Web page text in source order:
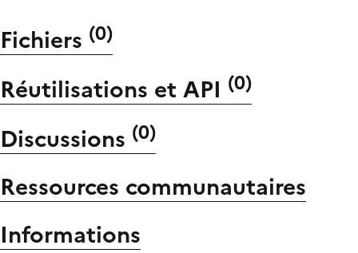
Fichiers (0)
Réutilisations et API (0)
Discussions (0)
Ressources communautaires
Informations